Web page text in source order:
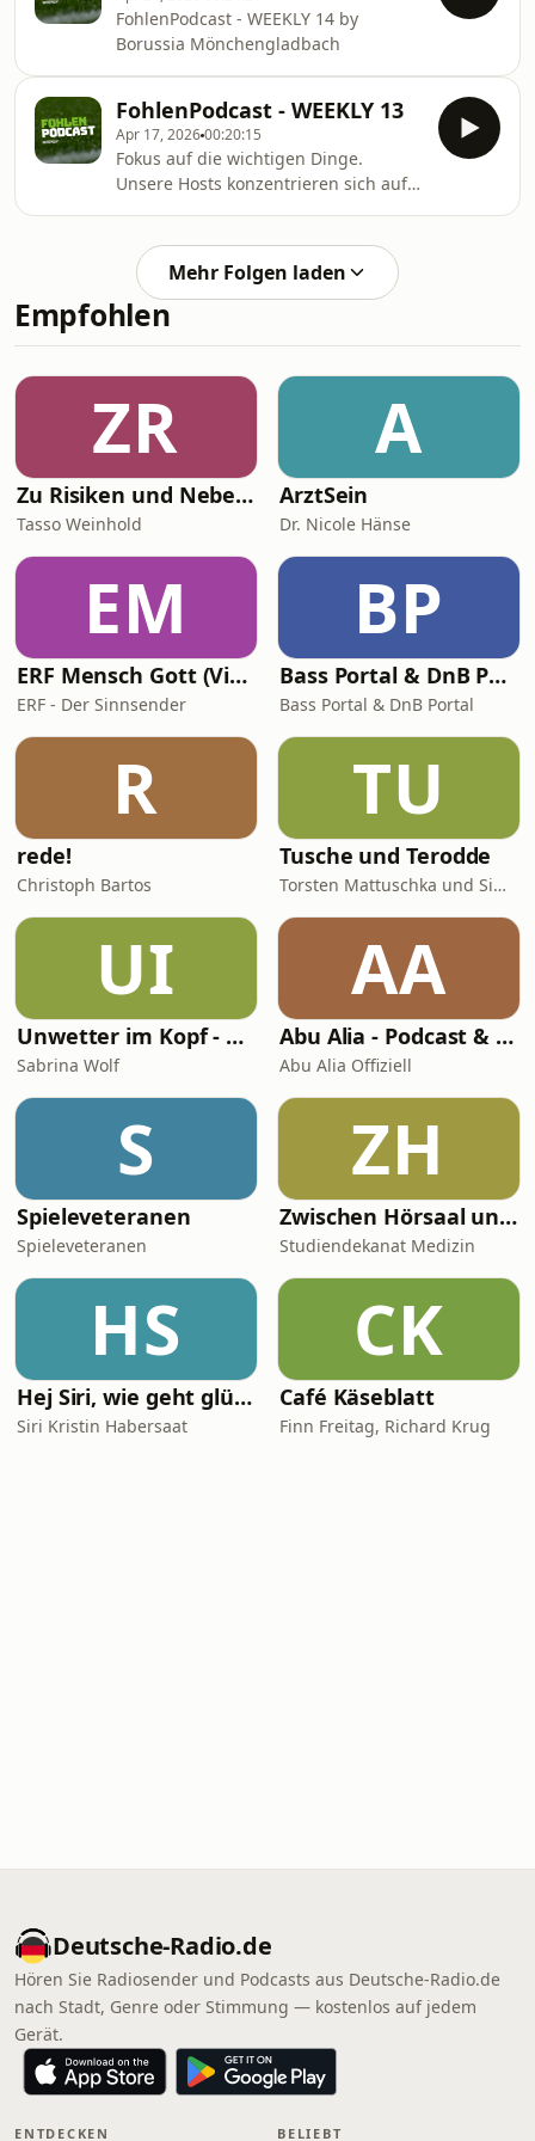
sind und wie läuft das eigentlic
persönliche Bilanz gegen Dortmund.
⚔️
FohlenPodcast - WEEKLY 14 by
Borussia Mönchengladbach
FohlenPodcast - WEEKLY 13
Apr 17, 202600:20:15
Fokus auf die wichtigen Dinge.
Unsere Hosts konzentrieren sich auf
Außerdem hört ihr Philipp Sander,
Hugo Bolin und Coach Eugen
Polanski. Viel Spaß!
Mehr Folgen laden
Empfohlen
ZR
Zu Risiken und Nebenwirkungen
Tasso Weinhold
A
ArztSein
Dr. Nicole Hänse
EM
ERF Mensch Gott (Video)
ERF - Der Sinnsender
BP
Bass Portal & DnB Portal
Bass Portal & DnB Portal
R
rede!
Christoph Bartos
TU
Tusche und Terodde
Torsten Mattuschka und Simon Terodde
UI
Unwetter im Kopf - Der Migräne Podcast
Sabrina Wolf
AA
Abu Alia - Podcast & Hörreisen
Abu Alia Offiziell
S
Spieleveteranen
Spieleveteranen
ZH
Zwischen Hörsaal und OP – Digitale Lehre in der Medizin
Studiendekanat Medizin
HS
Hej Siri, wie geht glücklich sein?
Siri Kristin Habersaat
CK
Café Käseblatt
Finn Freitag, Richard Krug
Deutsche-Radio.de
Hören Sie Radiosender und Podcasts aus Deutsche-Radio.de
nach Stadt, Genre oder Stimmung — kostenlos auf jedem
Gerät.
ENTDECKEN BELIEBT